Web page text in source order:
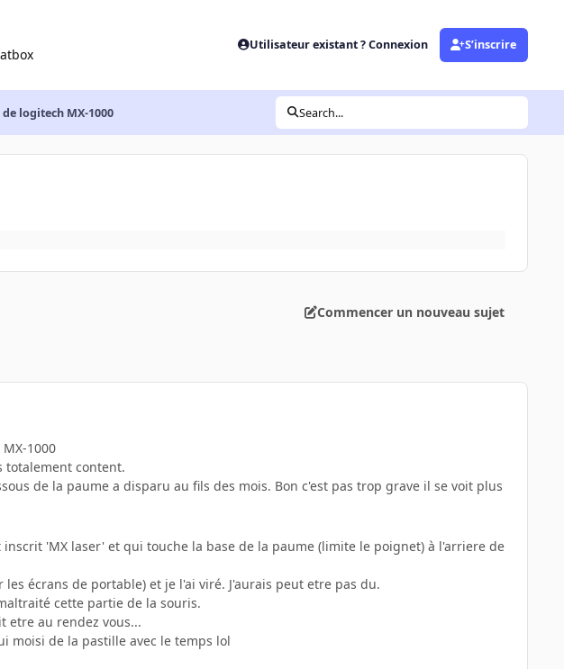
Utilisateur existant ? Connexion S’inscrire
logitech MX-1000 Search...
Commencer un nouveau sujet
1000
totalement content.
de la paume a disparu au fils des mois. Bon c'est pas trop grave il se voit plus
'MX laser' et qui touche la base de la paume (limite le poignet) à l'arriere de
écrans de portable) et je l'ai viré. J'aurais peut etre pas du.
cette partie de la souris.
etre au rendez vous...
moisi de la pastille avec le temps lol